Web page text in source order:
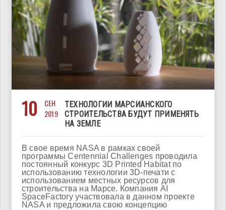
10
СЕН
2019
ТЕХНОЛОГИИ МАРСИАНСКОГО
СТРОИТЕЛЬСТВА БУДУТ ПРИМЕНЯТЬ
НА ЗЕМЛЕ
В свое время NASA в рамках своей
программы Centennial Challenges проводила
постоянный конкурс 3D Printed Habitat по
использованию технологии 3D-печати с
использованием местных ресурсов для
строительства на Марсе. Компания AI
SpaceFactory участвовала в данном проекте
NASA и предложила свою концепцию